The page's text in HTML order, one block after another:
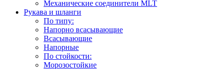
Механические соединители MLT
Рукава и шланги
По типу:
Напорно всасывающие
Всасывающие
Напорные
По стойкости:
Морозостойкие